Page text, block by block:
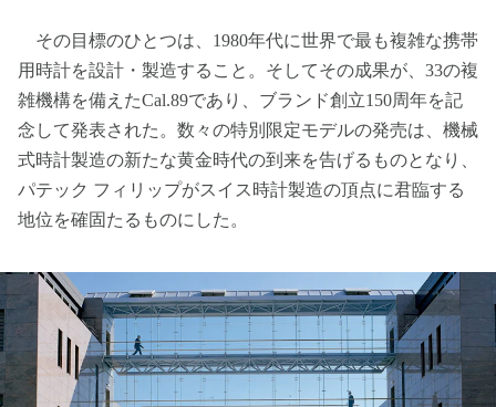
その目標のひとつは、1980年代に世界で最も複雑な携帯
用時計を設計・製造すること。そしてその成果が、33の複
雑機構を備えたCal.89であり、ブランド創立150周年を記
念して発表された。数々の特別限定モデルの発売は、機械
式時計製造の新たな黄金時代の到来を告げるものとなり、
パテック フィリップがスイス時計製造の頂点に君臨する
地位を確固たるものにした。